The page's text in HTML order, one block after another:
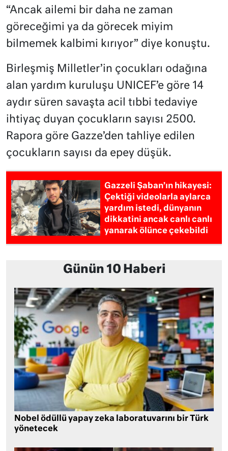
“Ancak ailemi bir daha ne zaman
göreceğimi ya da görecek miyim
bilmemek kalbimi kırıyor” diye konuştu.
Birleşmiş Milletler’in çocukları odağına
alan yardım kuruluşu UNICEF’e göre 14
aydır süren savaşta acil tıbbi tedaviye
ihtiyaç duyan çocukların sayısı 2500.
Rapora göre Gazze’den tahliye edilen
çocukların sayısı da epey düşük.
Gazzeli Şaban’ın hikayesi:
Çektiği videolarla aylarca
yardım istedi, dünyanın
dikkatini ancak canlı canlı
yanarak ölünce çekebildi
Günün 10 Haberi
Nobel ödüllü yapay zeka laboratuvarını bir Türk
yönetecek